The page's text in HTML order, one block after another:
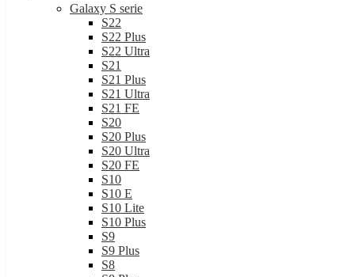
Galaxy S serie
S22
S22 Plus
S22 Ultra
S21
S21 Plus
S21 Ultra
S21 FE
S20
S20 Plus
S20 Ultra
S20 FE
S10
S10 E
S10 Lite
S10 Plus
S9
S9 Plus
S8